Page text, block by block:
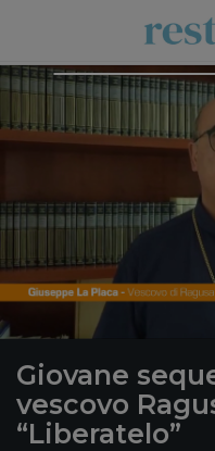
Giovane
vescovo
“Liberatelo”